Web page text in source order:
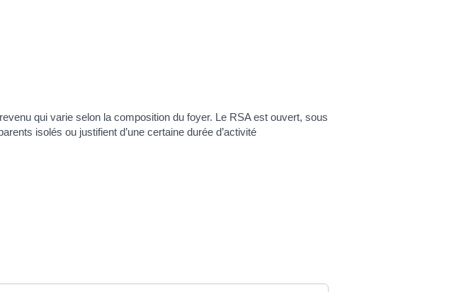
qui varie selon la composition du foyer. Le RSA est ouvert, sous
isolés ou justifient d’une certaine durée d’activité